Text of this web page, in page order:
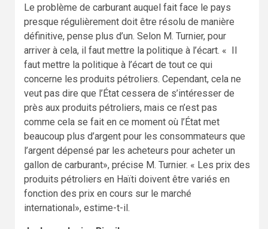
Le problème de carburant auquel fait face le pays
presque régulièrement doit être résolu de manière
définitive, pense plus d’un. Selon M. Turnier, pour
arriver à cela, il faut mettre la politique à l’écart. « Il
faut mettre la politique à l’écart de tout ce qui
concerne les produits pétroliers. Cependant, cela ne
veut pas dire que l’État cessera de s’intéresser de
près aux produits pétroliers, mais ce n’est pas
comme cela se fait en ce moment où l’État met
beaucoup plus d’argent pour les consommateurs que
l’argent dépensé par les acheteurs pour acheter un
gallon de carburant», précise M. Turnier. « Les prix des
produits pétroliers en Haïti doivent être variés en
fonction des prix en cours sur le marché
international», estime-t-il.